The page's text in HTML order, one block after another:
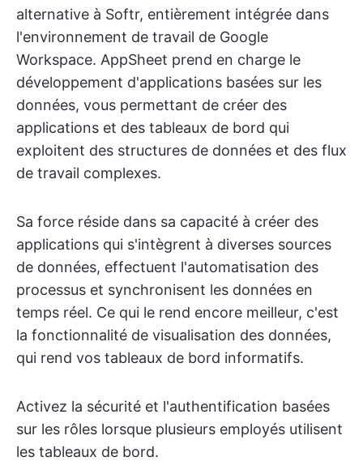
alternative à Softr, entièrement intégrée dans
l'environnement de travail de Google
Workspace. AppSheet prend en charge le
développement d'applications basées sur les
données, vous permettant de créer des
applications et des tableaux de bord qui
exploitent des structures de données et des flux
de travail complexes.
Sa force réside dans sa capacité à créer des
applications qui s'intègrent à diverses sources
de données, effectuent l'automatisation des
processus et synchronisent les données en
temps réel. Ce qui le rend encore meilleur, c'est
la fonctionnalité de visualisation des données,
qui rend vos tableaux de bord informatifs.
Activez la sécurité et l'authentification basées
sur les rôles lorsque plusieurs employés utilisent
les tableaux de bord.